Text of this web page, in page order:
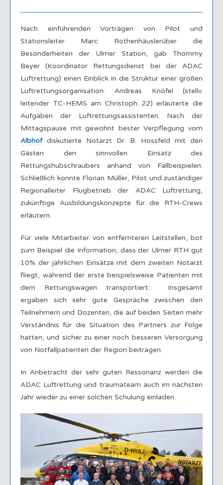
Nach einführenden Vorträgen von Pilot und
Stationsleiter Marc Rothenhäuslerüber die
Besonderheiten der Ulmer Station, gab Thommy
Beyer (Koordinator Rettungsdienst bei der ADAC
Luftrettung) einen Einblick in die Struktur einer großen
Luftrettungsorganisation. Andreas Knöfel (stellv.
leitender TC-HEMS am Christoph 22) erläuterte die
Aufgaben der Luftrettungsassistenten. Nach der
Mittagspause mit gewohnt bester Verpflegung vom
Albhofdiskutierte Notarzt Dr. B. Hossfeld mit den
Gästen den sinnvollen Einsatz des
Rettungshubschraubers anhand von Fallbeispielen.
Schließlich konnte Florian Müller, Pilot und zuständiger
Regionalleiter Flugbetrieb der ADAC Luftrettung,
zukünftige Ausbildungskonzepte für die RTH-Crews
erläutern.
Für viele Mitarbeiter von entfernteren Leitstellen, bot
zum Beispiel die Information, dass der Ulmer RTH gut
10% der jährlichen Einsätze mit dem zweiten Notarzt
fliegt, während der erste beispielsweise Patienten mit
dem Rettungswagen transportiert. Insgesamt
ergaben sich sehr gute Gespräche zwischen den
Teilnehmern und Dozenten, die auf beiden Seiten mehr
Verständnis für die Situation des Partners zur Folge
hatten, und sicher zu einer noch besseren Versorgung
von Notfallpatienten der Region beitragen.
In Anbetracht der sehr guten Ressonanz werden die
ADAC Luftrettung und traumateam auch im nächsten
Jahr wieder zu einer solchen Schulung einladen.